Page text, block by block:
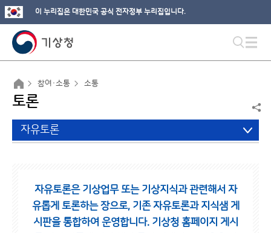
이 누리집은 대한민국 공식 전자정부 누리집입니다.
참여·소통 소통
토론
자유토론
자유토론은 기상업무 또는 기상지식과 관련해서 자
유롭게 토론하는 장으로, 기존 자유토론과 지식샘 게
시판을 통합하여 운영합니다. 기상청 홈페이지 게시